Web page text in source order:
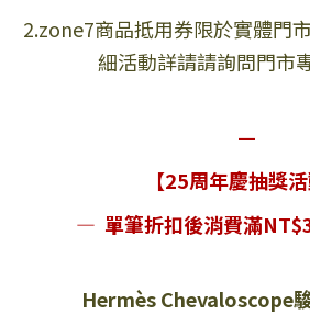
2.zone7商品抵用券限於實體門
細活動詳請請詢問門市
—
【25周年慶抽獎活
— 單筆折扣後消費滿
Hermès Chevaloscope